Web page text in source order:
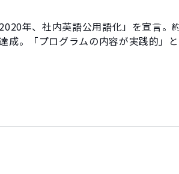
年、社内英語公用語化」を宣言。
成。「プログラムの内容が実践的」